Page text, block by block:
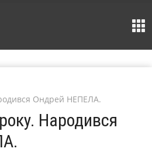
Ондрей НЕПЕЛА.
Народився